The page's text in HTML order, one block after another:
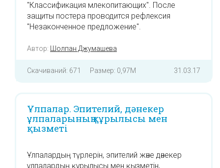
"Классификация млекопитающих". После
защиты постера проводится рефлексия
"Незаконченное предложение".
Автор: Шолпан Джумашева
Скачиваний: 671 Размер: 0,97M 31.03.17
Ұлпалар. Эпителий, дәнекер
ұлпаларының құрылысы мен
қызметі
Ұлпалардың түрлерін, эпителий және дәнекер
ұлпалардың құрылысы мен қызметін,